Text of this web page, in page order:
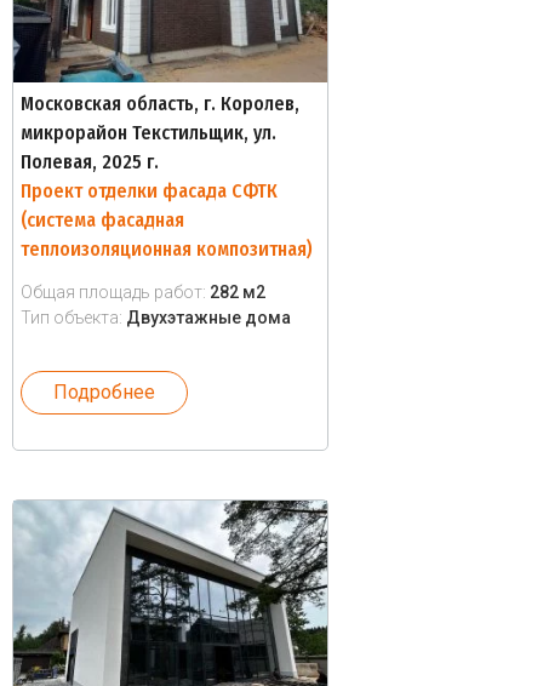
Московская область, г. Королев,
микрорайон Текстильщик, ул.
Полевая, 2025 г.
Проект отделки фасада СФТК
(система фасадная
теплоизоляционная композитная)
Общая площадь работ: 282 м2
Тип объекта: Двухэтажные дома
Подробнее